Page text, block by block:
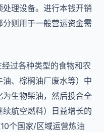
处理设备。进行本钱开销
则用于一般营运资金需
过各种类型的食物和农
、棕榈油厂废水等）中
生物柴油，然后投合全
航空燃料）日益增长的
个国家/区域运营炼油